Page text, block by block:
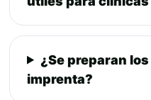
¿Se preparan
imprenta?